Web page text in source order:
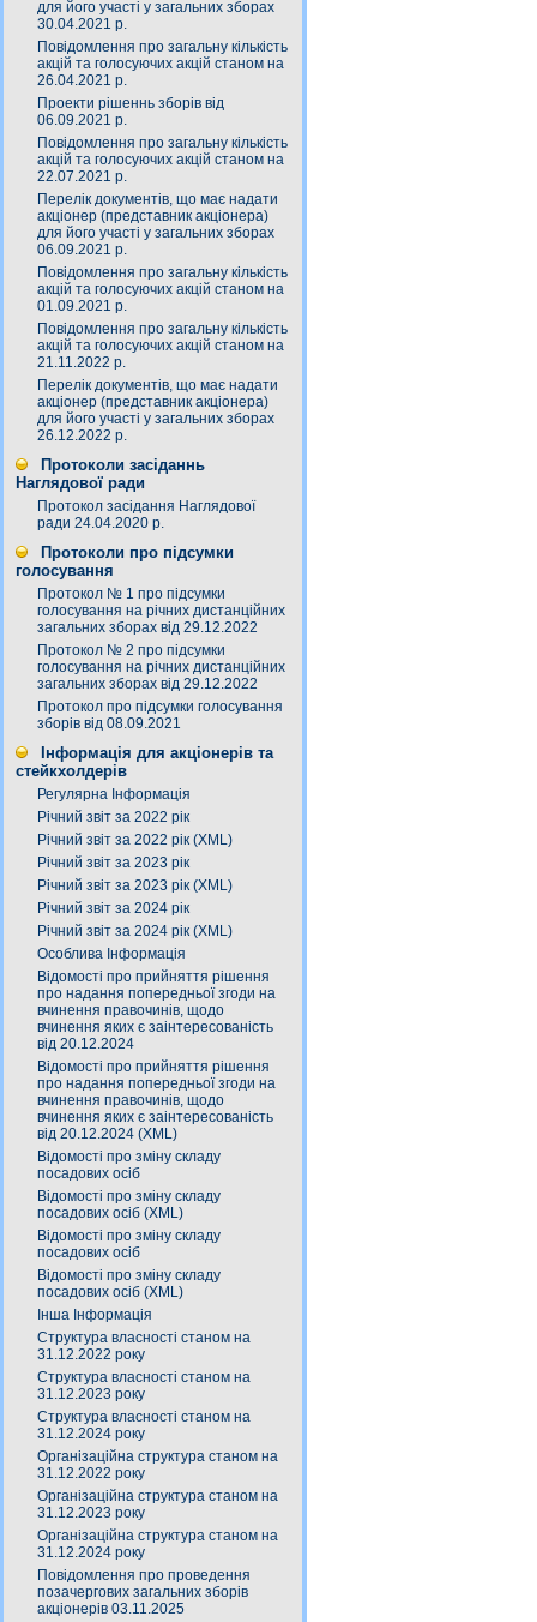
для його участі у загальних зборах
30.04.2021 р.
Повідомлення про загальну кількість
акцій та голосуючих акцій станом на
26.04.2021 р.
Проекти рішеннь зборів від
06.09.2021 р.
Повідомлення про загальну кількість
акцій та голосуючих акцій станом на
22.07.2021 р.
Перелік документів, що має надати
акціонер (представник акціонера)
для його участі у загальних зборах
06.09.2021 р.
Повідомлення про загальну кількість
акцій та голосуючих акцій станом на
01.09.2021 р.
Повідомлення про загальну кількість
акцій та голосуючих акцій станом на
21.11.2022 р.
Перелік документів, що має надати
акціонер (представник акціонера)
для його участі у загальних зборах
26.12.2022 р.
Протоколи засіданнь
Наглядової ради
Протокол засідання Наглядової
ради 24.04.2020 р.
Протоколи про підсумки
голосування
Протокол № 1 про підсумки
голосування на річних дистанційних
загальних зборах від 29.12.2022
Протокол № 2 про підсумки
голосування на річних дистанційних
загальних зборах від 29.12.2022
Протокол про підсумки голосування
зборів від 08.09.2021
Інформація для акціонерів та
стейкхолдерів
Регулярна Інформація
Річний звіт за 2022 рік
Річний звіт за 2022 рік (XML)
Річний звіт за 2023 рік
Річний звіт за 2023 рік (XML)
Річний звіт за 2024 рік
Річний звіт за 2024 рік (XML)
Особлива Інформація
Відомості про прийняття рішення
про надання попередньої згоди на
вчинення правочинів, щодо
вчинення яких є заінтересованість
від 20.12.2024
Відомості про прийняття рішення
про надання попередньої згоди на
вчинення правочинів, щодо
вчинення яких є заінтересованість
від 20.12.2024 (XML)
Відомості про зміну складу
посадових осіб
Відомості про зміну складу
посадових осіб (XML)
Відомості про зміну складу
посадових осіб
Відомості про зміну складу
посадових осіб (XML)
Інша Інформація
Структура власності станом на
31.12.2022 року
Структура власності станом на
31.12.2023 року
Структура власності станом на
31.12.2024 року
Організаційна структура станом на
31.12.2022 року
Організаційна структура станом на
31.12.2023 року
Організаційна структура станом на
31.12.2024 року
Повідомлення про проведення
позачергових загальних зборів
акціонерів 03.11.2025